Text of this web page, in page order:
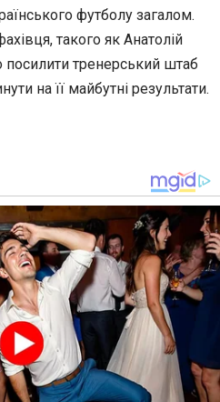
футболу загалом.
такого як Анатолій
тренерський штаб
на її майбутні результати.